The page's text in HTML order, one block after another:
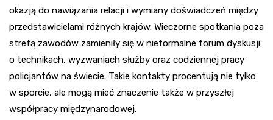
okazją do nawiązania relacji i wymiany doświadczeń między
przedstawicielami różnych krajów. Wieczorne spotkania poza
strefą zawodów zamieniły się w nieformalne forum dyskusji
o technikach, wyzwaniach służby oraz codziennej pracy
policjantów na świecie. Takie kontakty procentują nie tylko
w sporcie, ale mogą mieć znaczenie także w przyszłej
współpracy międzynarodowej.